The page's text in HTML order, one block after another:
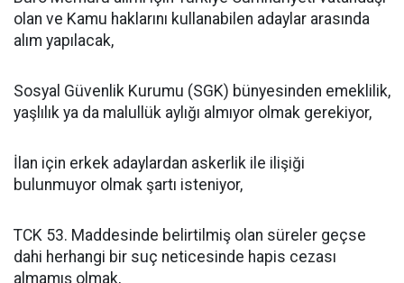
olan ve Kamu haklarını kullanabilen adaylar arasında
alım yapılacak,
Sosyal Güvenlik Kurumu (SGK) bünyesinden emeklilik,
yaşlılık ya da malullük aylığı almıyor olmak gerekiyor,
İlan için erkek adaylardan askerlik ile ilişiği
bulunmuyor olmak şartı isteniyor,
TCK 53. Maddesinde belirtilmiş olan süreler geçse
dahi herhangi bir suç neticesinde hapis cezası
almamış olmak,